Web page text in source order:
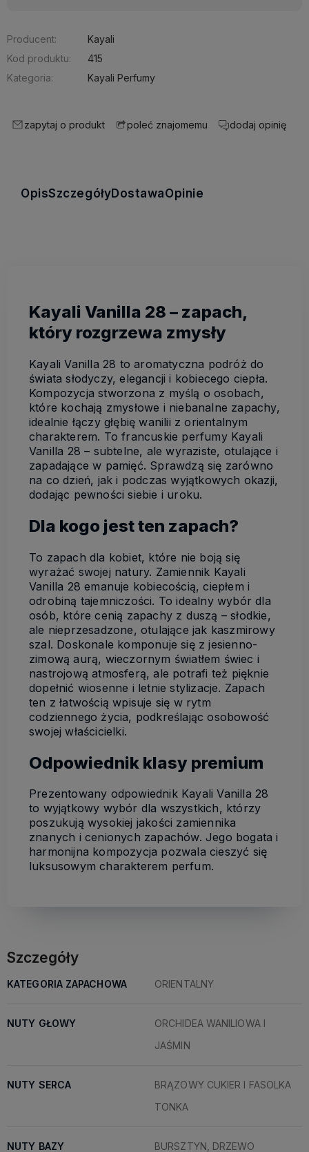
Producent:
Kayali
Kod produktu:
415
Kategoria:
Kayali Perfumy
zapytaj o produkt poleć znajomemu dodaj opinię
OpisSzczegółyDostawaOpinie
Kayali Vanilla 28 – zapach,
który rozgrzewa zmysły
Kayali Vanilla 28 to aromatyczna podróż do
świata słodyczy, elegancji i kobiecego ciepła.
Kompozycja stworzona z myślą o osobach,
które kochają zmysłowe i niebanalne zapachy,
idealnie łączy głębię wanilii z orientalnym
charakterem. To francuskie perfumy Kayali
Vanilla 28 – subtelne, ale wyraziste, otulające i
zapadające w pamięć. Sprawdzą się zarówno
na co dzień, jak i podczas wyjątkowych okazji,
dodając pewności siebie i uroku.
Dla kogo jest ten zapach?
To zapach dla kobiet, które nie boją się
wyrażać swojej natury. Zamiennik Kayali
Vanilla 28 emanuje kobiecością, ciepłem i
odrobiną tajemniczości. To idealny wybór dla
osób, które cenią zapachy z duszą – słodkie,
ale nieprzesadzone, otulające jak kaszmirowy
szal. Doskonale komponuje się z jesienno-
zimową aurą, wieczornym światłem świec i
nastrojową atmosferą, ale potrafi też pięknie
dopełnić wiosenne i letnie stylizacje. Zapach
ten z łatwością wpisuje się w rytm
codziennego życia, podkreślając osobowość
swojej właścicielki.
Odpowiednik klasy premium
Prezentowany odpowiednik Kayali Vanilla 28
to wyjątkowy wybór dla wszystkich, którzy
poszukują wysokiej jakości zamiennika
znanych i cenionych zapachów. Jego bogata i
harmonijna kompozycja pozwala cieszyć się
luksusowym charakterem perfum.
Szczegóły
KATEGORIA ZAPACHOWA ORIENTALNY
NUTY GŁOWY
ORCHIDEA WANILIOWA I
JAŚMIN
NUTY SERCA
BRĄZOWY CUKIER I FASOLKA
TONKA
NUTY BAZY BURSZTYN, DRZEWO